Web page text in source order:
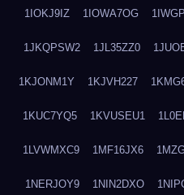
1IOKJ9IZ 1IOWA7OG
1JKQPSW2 1JL35ZZ0
1KJONM1Y 1KJVH227
1KUC7YQ5 1KVUSEU1
1LVWMXC9 1MF16JX6
1NERJOY9 1NIN2DXO